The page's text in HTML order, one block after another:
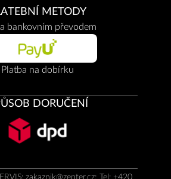
METODY
bankovním převodem
Platba na dobírku
DORUČENÍ
zakaznik@zepter.cz; Tel: +420